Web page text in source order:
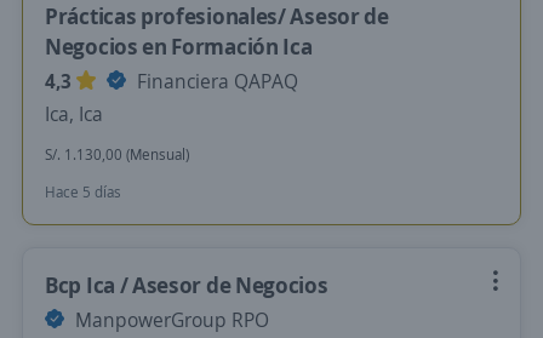
Prácticas profesionales/ Asesor de
Negocios en Formación Ica
4,3
Financiera QAPAQ
Ica, Ica
S/. 1.130,00 (Mensual)
Hace 5 días
Bcp Ica / Asesor de Negocios
ManpowerGroup RPO